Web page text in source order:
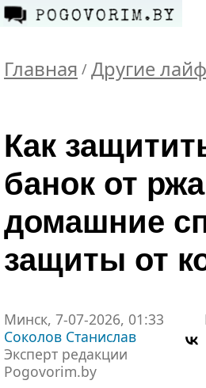
Главная / Другие
Как
банок от
домашние
защиты от
Минск, 7-07-2026, 01:33
Соколов Станислав
Эксперт редакции
Pogovorim.by